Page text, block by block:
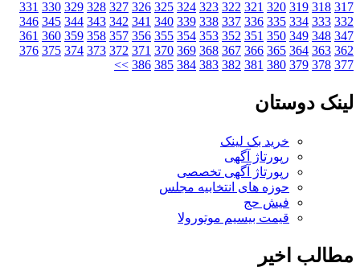
318
319
320
321
322
323
324
325
326
327
328
329
330
331
333
334
335
336
337
338
339
340
341
342
343
344
345
346
348
349
350
351
352
353
354
355
356
357
358
359
360
361
363
364
365
366
367
368
369
370
371
372
373
374
375
376
378
379
380
381
382
383
384
385
386
>>
دوستان
خرید بک لینک
رپورتاژ آگهی
رپورتاژ آگهی تخصصی
حوزه های انتخابیه مجلس
فیش حج
قیمت بیسیم موتورولا
اخیر